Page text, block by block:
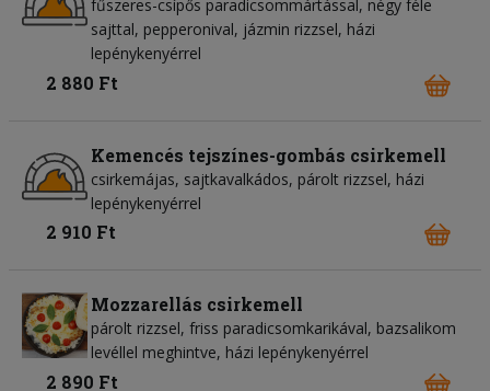
fűszeres-csípős paradicsommártással, négy féle
sajttal, pepperonival, jázmin rizzsel, házi
lepénykenyérrel
2 880 Ft
Kemencés tejszínes-gombás csirkemell
csirkemájas, sajtkavalkádos, párolt rizzsel, házi
lepénykenyérrel
2 910 Ft
Mozzarellás csirkemell
párolt rizzsel, friss paradicsomkarikával, bazsalikom
levéllel meghintve, házi lepénykenyérrel
2 890 Ft